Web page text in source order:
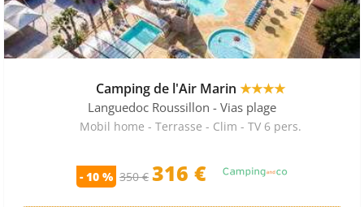
Camping de l'Air Marin ★★★★
Languedoc Roussillon - Vias plage
Mobil home - Terrasse - Clim - TV 6 pers.
- 10 % 350 € 316 €